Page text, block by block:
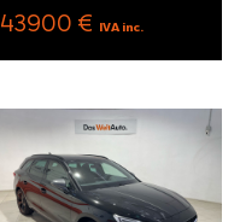
43900 € IVA inc.